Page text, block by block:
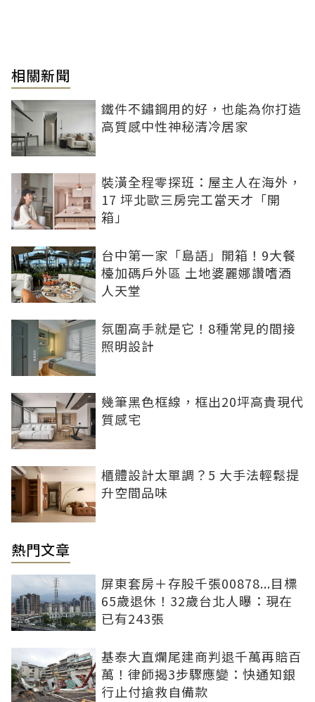
相關新聞
鐵件不鏽鋼用的好，也能為你打造
高質感中性神秘清冷居家
裝潢全程零探班：屋主人在海外，
17 坪北歐三房完工當天才「開
箱」
台中第一家「島語」開箱！9大餐
檯加碼戶外區 土地婆麗娜讚嗜酒
人天堂
氛圍高手就是它！8種常見的間接
照明設計
幾筆黑色框線，框出20坪高貴現代
質感宅
櫃體設計太單調？5 大手法輕鬆提
升空間品味
熱門文章
屏東套房＋存股千張00878...目標
65歲退休！32歲台北人曝：現在
已有243張
基泰大直爛尾建商判退千萬再賠百
萬！律師揭3步驟應變：快通知銀
行止付搶救自備款